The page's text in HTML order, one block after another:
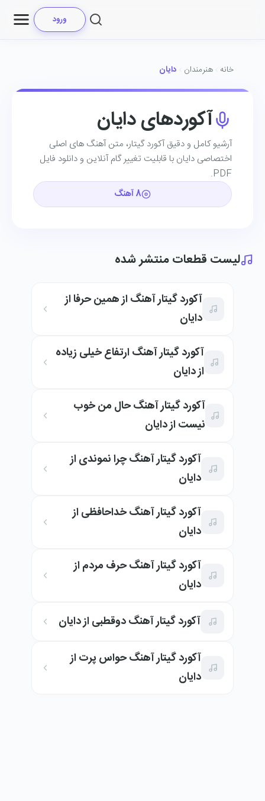
ورود
خانه هنرمندان دایان
آکوردهای دایان
آرشیو کامل و دقیق آکورد گیتار، متن آهنگ ‌های اصلی
اختصاصی دایان با قابلیت تغییر گام آنلاین و دانلود فایل
PDF.
8 آهنگ
لیست قطعات منتشر شده
آکورد گیتار آهنگ از همین حرفا از
دایان
آکورد گیتار آهنگ ارتفاع خیلی زیاده
از دایان
آکورد گیتار آهنگ حال من خوب
نیست از دایان
آکورد گیتار آهنگ چرا نموندی از
دایان
آکورد گیتار آهنگ خداحافظی از
دایان
آکورد گیتار آهنگ حرف مردم از
دایان
آکورد گیتار آهنگ دوقطبی از دایان
آکورد گیتار آهنگ حواس پرت از
دایان